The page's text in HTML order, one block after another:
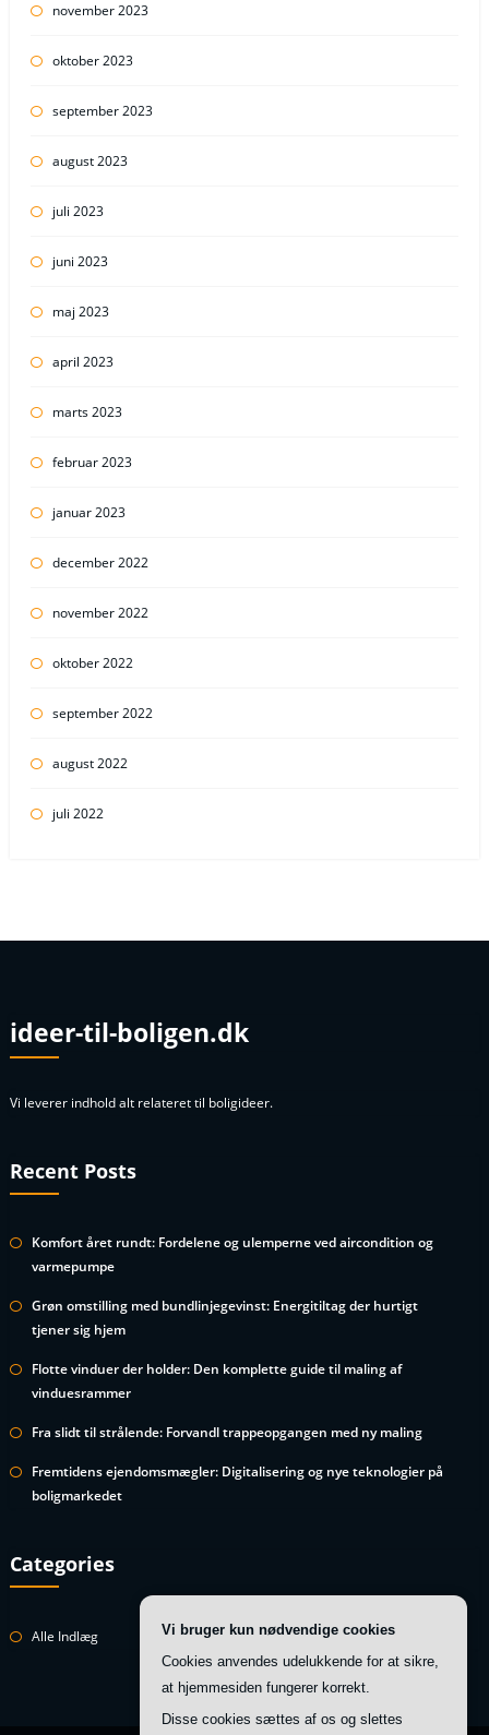
november 2023
oktober 2023
september 2023
august 2023
juli 2023
juni 2023
maj 2023
april 2023
marts 2023
februar 2023
januar 2023
december 2022
november 2022
oktober 2022
september 2022
august 2022
juli 2022
ideer-til-boligen.dk
Vi leverer indhold alt relateret til boligideer.
Recent Posts
Komfort året rundt: Fordelene og ulemperne ved aircondition og
varmepumpe
Grøn omstilling med bundlinjegevinst: Energitiltag der hurtigt
tjener sig hjem
Flotte vinduer der holder: Den komplette guide til maling af
vinduesrammer
Fra slidt til strålende: Forvandl trappeopgangen med ny maling
Fremtidens ejendomsmægler: Digitalisering og nye teknologier på
boligmarkedet
Categories
Alle Indlæg
Vi bruger kun nødvendige cookies
Cookies anvendes udelukkende for at sikre,
at hjemmesiden fungerer korrekt.
Disse cookies sættes af os og slettes